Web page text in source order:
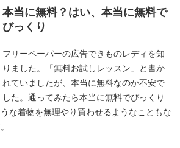
本当に無料？はい、本当に無料で
びっくり
フリーペーパーの広告できものレディを知
りました。「無料お試しレッスン」と書か
れていましたが、本当に無料なのか不安で
した。通ってみたら本当に無料でびっくり
な着物を無理やり買わせるようなこともな